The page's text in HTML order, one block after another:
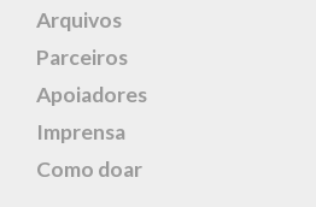
Arquivos
Parceiros
Apoiadores
Imprensa
Como doar